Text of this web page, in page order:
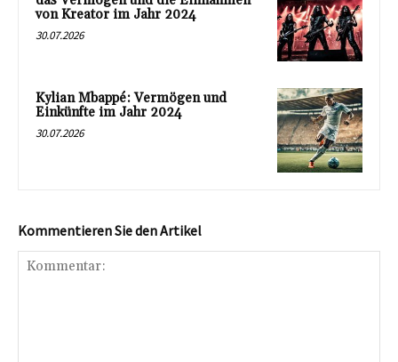
von Kreator im Jahr 2024
30.07.2026
Kylian Mbappé: Vermögen und
Einkünfte im Jahr 2024
30.07.2026
Kommentieren Sie den Artikel